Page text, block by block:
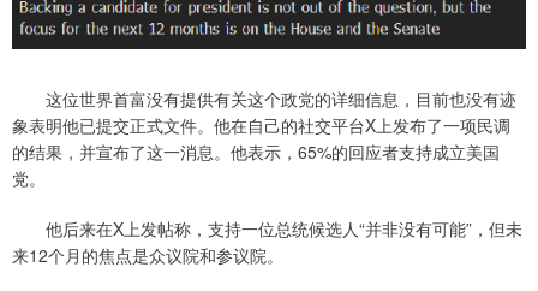
这位世界首富没有提供有关这个政党的详细信息，目前也没有迹
象表明他已提交正式文件。他在自己的社交平台X上发布了一项民调
的结果，并宣布了这一消息。他表示，65%的回应者支持成立美国
党。
他后来在X上发帖称，支持一位总统候选人“并非没有可能”，但未
来12个月的焦点是众议院和参议院。